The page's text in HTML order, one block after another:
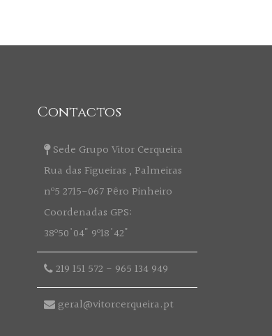
Contactos
Sede Grupo Vitor Cerqueira
Rua das Figueiras , Palmeiras
nº5 2715-067 Pêro Pinheiro
Coordenadas GPS:
38º50'04" 9º18'42"
219 151 572 - 965 134 949
geral@vitorcerqueira.pt